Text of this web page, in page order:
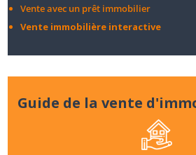
Vente avec un prêt immobilier
Vente immobilière interactive
Guide de la vente